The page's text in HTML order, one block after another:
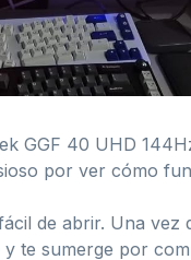
GGF 40 UHD
por ver cómo
de abrir. Una
te sumerge por